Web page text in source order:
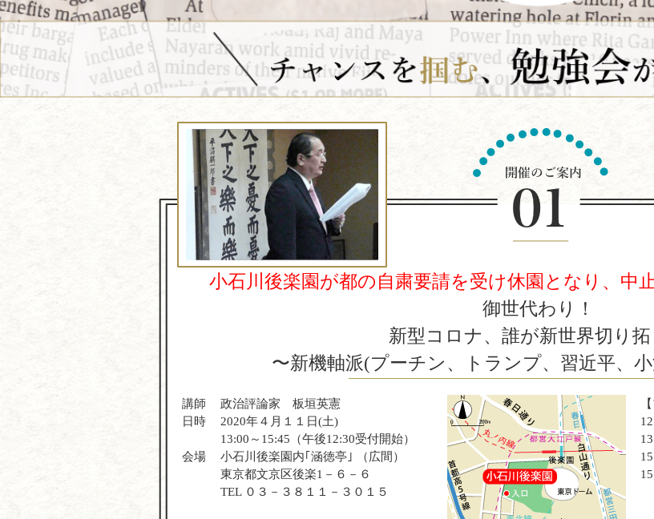
小石川後楽園が都の自粛要請を受け休園となり、中
御世代わり！
新型コロナ、誰が新世界切り
〜新機軸派(プーチン、トランプ、習近平、
講師
政治評論家 板垣英憲
日時
2020年４月１１日(土)
13:00～15:45（午後12:30受付開始）
会場
小石川後楽園内｢涵徳亭｣ （広間）
東京都文京区後楽1－６－６
TEL ０３－３８１１－３０１５